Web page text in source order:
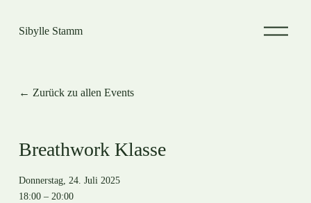
Sibylle Stamm
M
e
Zurück zu allen Events
Breathwork Klasse
Donnerstag, 24. Juli 2025
18:00
20:00